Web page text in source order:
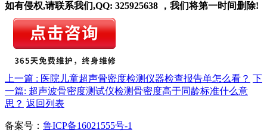
如有侵权,请联系我们,QQ: 325925638 ，我们将第一时间删除!
上一篇 : 医院儿童超声骨密度检测仪器检查报告单怎么看？ 下
一篇: 超声波骨密度测试仪检测骨密度高于同龄标准什么意
思？ 返回列表
备案号： 鲁ICP备16021555号-1